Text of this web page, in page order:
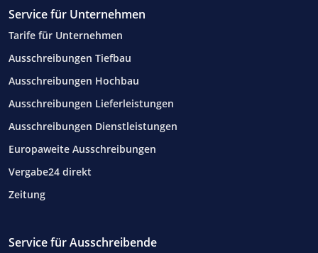
Service für Unternehmen
Tarife für Unternehmen
Ausschreibungen Tiefbau
Ausschreibungen Hochbau
Ausschreibungen Lieferleistungen
Ausschreibungen Dienstleistungen
Europaweite Ausschreibungen
Vergabe24 direkt
Zeitung
Service für Ausschreibende